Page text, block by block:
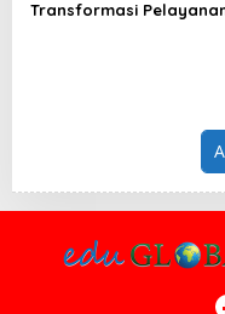
Transformasi